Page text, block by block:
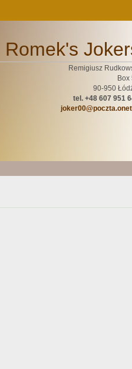
Romek's
Remigiusz
Box
90-950
tel. +48 607 951